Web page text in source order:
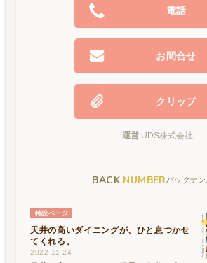
電話
お問合せ
クリップ
運営 UDS株式会社
BACK NUMBER バックナン
特設ページ
天井の高いダイニングが、ひと息つかせ
てくれる。
2022-11-24